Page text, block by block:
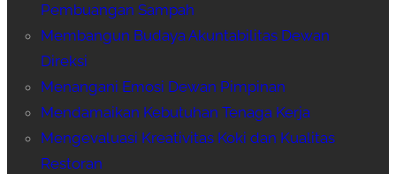
Pembuangan Sampah
Membangun Budaya Akuntabilitas Dewan
Direksi
Menangani Emosi Dewan Pimpinan
Mendamaikan Kebutuhan Tenaga Kerja
Mengevaluasi Kreativitas Koki dan Kualitas
Restoran